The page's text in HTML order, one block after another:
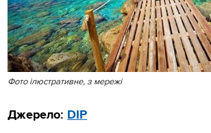
Фото ілюстративне, з мережі
Джерело: DIP